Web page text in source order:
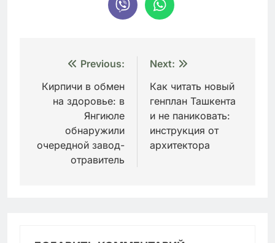
Навигация
по
записям
Previous:
Кирпичи в обмен
на здоровье: в
Янгиюле
обнаружили
очередной завод-
отравитель
Next:
Как читать новый
генплан Ташкента
и не паниковать:
инструкция от
архитектора